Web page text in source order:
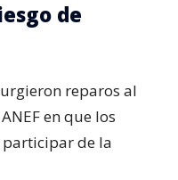
de
reparos al
en que los
de la